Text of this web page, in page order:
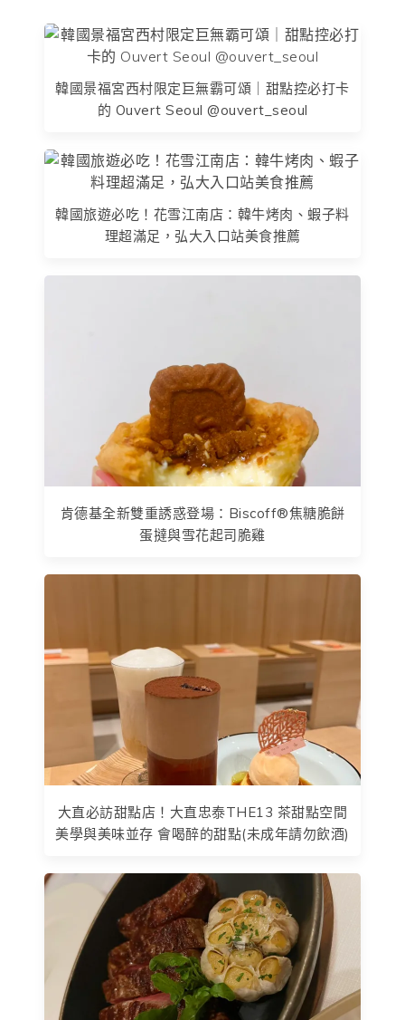
韓國景福宮西村限定巨無霸可頌｜甜點控必打卡
的 Ouvert Seoul @ouvert_seoul
韓國旅遊必吃！花雪江南店：韓牛烤肉、蝦子料
理超滿足，弘大入口站美食推薦
肯德基全新雙重誘惑登場：Biscoff®焦糖脆餅
蛋撻與雪花起司脆雞
大直必訪甜點店！大直忠泰THE13 茶甜點空間
美學與美味並存 會喝醉的甜點(未成年請勿飲酒)